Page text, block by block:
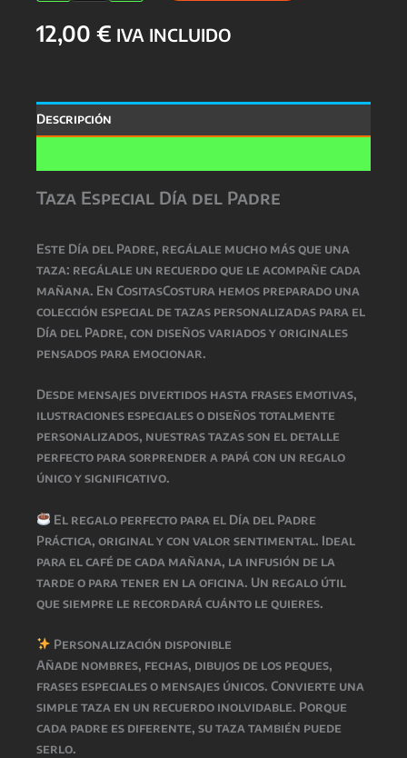
DEL
PADRE
12,00 € IVA INCLUIDO
Descripción
Taza Especial Día del Padre
Este Día del Padre, regálale mucho más que una
taza: regálale un recuerdo que le acompañe cada
mañana. En CositasCostura hemos preparado una
colección especial de tazas personalizadas para el
Día del Padre, con diseños variados y originales
pensados para emocionar.
Desde mensajes divertidos hasta frases emotivas,
ilustraciones especiales o diseños totalmente
personalizados, nuestras tazas son el detalle
perfecto para sorprender a papá con un regalo
único y significativo.
El regalo perfecto para el Día del Padre
Práctica, original y con valor sentimental. Ideal
para el café de cada mañana, la infusión de la
tarde o para tener en la oficina. Un regalo útil
que siempre le recordará cuánto le quieres.
Personalización disponible
Añade nombres, fechas, dibujos de los peques,
frases especiales o mensajes únicos. Convierte una
simple taza en un recuerdo inolvidable. Porque
cada padre es diferente, su taza también puede
serlo.